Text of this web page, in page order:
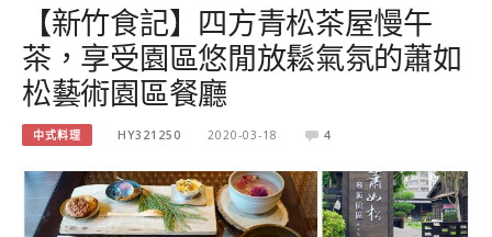
【新竹食記】四方青松茶屋慢午
茶，享受園區悠閒放鬆氣氛的蕭如
松藝術園區餐廳
中式料理 HY321250 2020-03-18 4